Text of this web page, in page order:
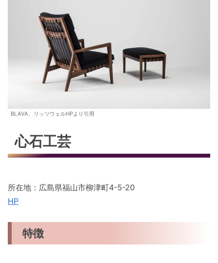
BLAVA、リッツウェルHPより引用
心石工芸
所在地：広島県福山市柳津町4-5-20
HP
特徴